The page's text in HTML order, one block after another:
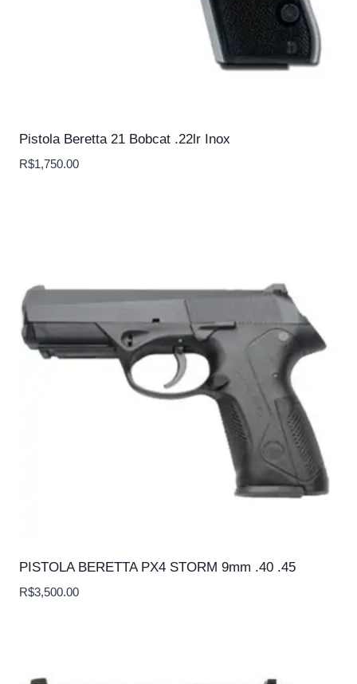
Pistola Beretta 21 Bobcat .22lr Inox
R$1,750.00
PISTOLA BERETTA PX4 STORM 9mm .40 .45
R$3,500.00